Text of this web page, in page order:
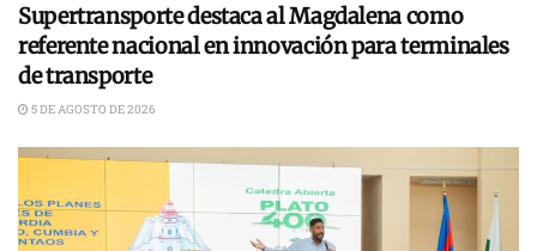
Supertransporte destaca al Magdalena como
referente nacional en innovación para terminales
de transporte
5 DE AGOSTO DE 2026